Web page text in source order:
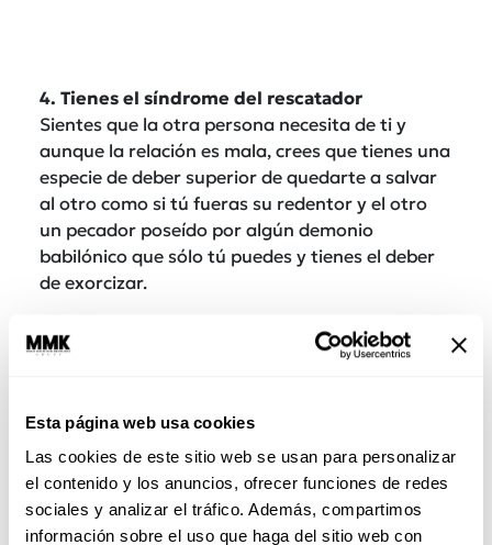
Esta página web usa cookies
Las cookies de este sitio web se usan para personalizar
el contenido y los anuncios, ofrecer funciones de redes
sociales y analizar el tráfico. Además, compartimos
información sobre el uso que haga del sitio web con
4. Tienes el síndrome del rescatador
Sientes que la otra persona necesita de ti y
aunque la relación es mala, crees que tienes una
especie de deber superior de quedarte a salvar
al otro como si tú fueras su redentor y el otro
un pecador poseído por algún demonio
babilónico que sólo tú puedes y tienes el deber
de exorcizar.
5. Ya le invertiste mucho y no quieres perder
Mientras más tiempo pases en una relación, la